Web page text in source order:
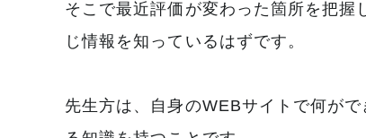
そこで最近評価が変わった箇所を把
じ情報を知っているはずです。
先生方は、自身のWEBサイトで何が